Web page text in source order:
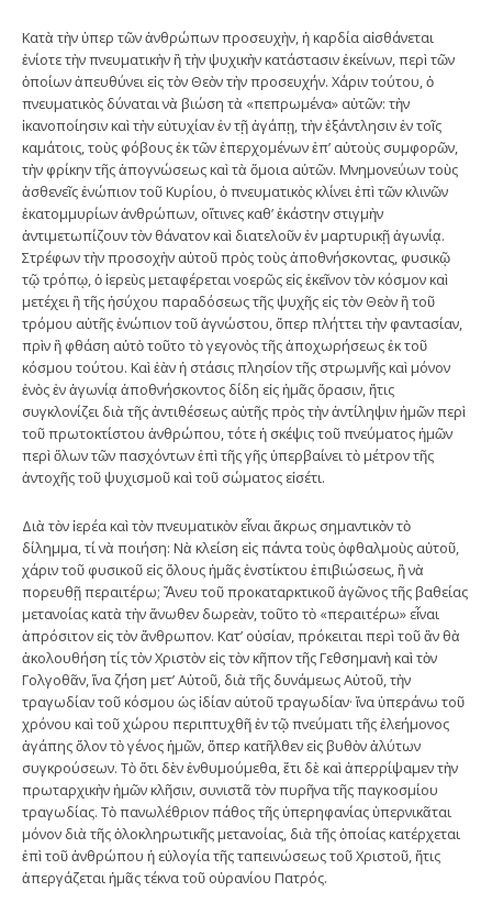
Κατὰ τὴν ὑπερ τῶν ἀνθρώπων προσευχὴν, ἡ καρδία αἰσθάνεται
ἐνίοτε τὴν πνευματικὴν ἢ τὴν ψυχικὴν κατάστασιν ἐκείνων, περὶ τῶν
ὁποίων ἀπευθύνει εἰς τὸν Θεὸν τὴν προσευχήν. Χάριν τούτου, ὁ
πνευματικὸς δύναται νὰ βιώση τὰ «πεπρωμένα» αὐτῶν: τὴν
ἱκανοποίησιν καὶ τὴν εὐτυχίαν ἐν τῇ ἀγάπῃ, τὴν ἐξάντλησιν ἐν τοῖς
καμάτοις, τοὺς φόβους ἐκ τῶν ἐπερχομένων ἐπ’ αὐτοὺς συμφορῶν,
τὴν φρίκην τῆς ἀπογνώσεως καὶ τὰ ὅμοια αὐτῶν. Μνημονεύων τοὺς
ἀσθενεῖς ἐνώπιον τοῦ Κυρίου, ὁ πνευματικὸς κλίνει ἐπὶ τῶν κλινῶν
ἑκατομμυρίων ἀνθρώπων, οἵτινες καθ’ ἑκάστην στιγμὴν
ἀντιμετωπίζουν τὸν θάνατον καὶ διατελοῦν ἐν μαρτυρικῇ ἀγωνίᾳ.
Στρέφων τὴν προσοχὴν αὐτοῦ πρὸς τοὺς ἀποθνήσκοντας, φυσικῷ
τῷ τρόπῳ, ὁ ἱερεὺς μεταφέρεται νοερῶς εἰς ἐκεῖνον τὸν κόσμον καὶ
μετέχει ἢ τῆς ἡσύχου παραδόσεως τῆς ψυχῆς εἰς τὸν Θεὸν ἢ τοῦ
τρόμου αὐτῆς ἐνώπιον τοῦ ἀγνώστου, ὅπερ πλήττει τὴν φαντασίαν,
πρὶν ἢ φθάση αὐτὸ τοῦτο τὸ γεγονὸς τῆς ἀποχωρήσεως ἐκ τοῦ
κόσμου τούτου. Καὶ ἐὰν ἡ στάσις πλησίον τῆς στρωμνῆς καὶ μόνον
ἑνὸς ἐν ἀγωνίᾳ ἀποθνήσκοντος δίδη εἰς ἡμᾶς ὅρασιν, ἥτις
συγκλονίζει διὰ τῆς ἀντιθέσεως αὐτῆς πρὸς τὴν ἀντίληψιν ἡμῶν περὶ
τοῦ πρωτοκτίστου ἀνθρώπου, τότε ἡ σκέψις τοῦ πνεύματος ἡμῶν
περὶ ὅλων τῶν πασχόντων ἐπὶ τῆς γῆς ὑπερβαίνει τὸ μέτρον τῆς
ἀντοχῆς τοῦ ψυχισμοῦ καὶ τοῦ σώματος εἰσέτι.
Διὰ τὸν ἱερέα καὶ τὸν πνευματικὸν εἶναι ἄκρως σημαντικὸν τὸ
δίλημμα, τί νὰ ποιήση: Νὰ κλείση εἰς πάντα τοὺς ὀφθαλμοὺς αὐτοῦ,
χάριν τοῦ φυσικοῦ εἰς ὅλους ἡμᾶς ἐνστίκτου ἐπιβιώσεως, ἢ νὰ
πορευθῇ περαιτέρω; Ἄνευ τοῦ προκαταρκτικοῦ ἀγῶνος τῆς βαθείας
μετανοίας κατὰ τὴν ἄνωθεν δωρεὰν, τοῦτο τὸ «περαιτέρω» εἶναι
ἀπρόσιτον εἰς τὸν ἄνθρωπον. Κατ’ οὐσίαν, πρόκειται περὶ τοῦ ἂν θὰ
ἀκολουθήση τίς τὸν Χριστὸν εἰς τὸν κῆπον τῆς Γεθσημανὴ καὶ τὸν
Γολγοθᾶν, ἵνα ζήση μετ’ Αὐτοῦ, διὰ τῆς δυνάμεως Αὐτοῦ, τὴν
τραγωδίαν τοῦ κόσμου ὡς ἰδίαν αὐτοῦ τραγωδίαν· ἵνα ὑπεράνω τοῦ
χρόνου καὶ τοῦ χώρου περιπτυχθῆ ἐν τῷ πνεύματι τῆς ἐλεήμονος
ἀγάπης ὅλον τὸ γένος ἡμῶν, ὅπερ κατῆλθεν εἰς βυθὸν ἀλύτων
συγκρούσεων. Τὸ ὅτι δὲν ἐνθυμούμεθα, ἔτι δὲ καὶ ἀπερρίψαμεν τὴν
πρωταρχικὴν ἡμῶν κλῆσιν, συνιστᾶ τὸν πυρῆνα τῆς παγκοσμίου
τραγωδίας. Τὸ πανωλέθριον πάθος τῆς ὑπερηφανίας ὑπερνικᾶται
μόνον διὰ τῆς ὁλοκληρωτικῆς μετανοίας, διὰ τῆς ὁποίας κατέρχεται
ἐπὶ τοῦ ἀνθρώπου ἡ εὐλογία τῆς ταπεινώσεως τοῦ Χριστοῦ, ἥτις
ἀπεργάζεται ἡμᾶς τέκνα τοῦ οὐρανίου Πατρός.